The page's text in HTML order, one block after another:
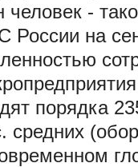
человек -
России на
порядка
средних